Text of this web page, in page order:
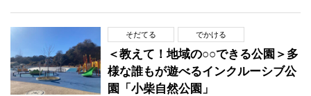
そだてる でかける
＜教えて！地域の○○できる公園＞多
様な誰もが遊べるインクルーシブ公
園「小柴自然公園」